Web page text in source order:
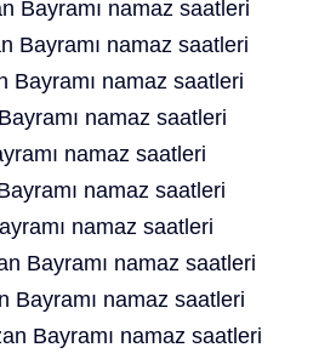
Bayramı namaz saatleri
Bayramı namaz saatleri
Bayramı namaz saatleri
namaz saatleri
namaz saatleri
namaz saatleri
namaz saatleri
Bayramı namaz saatleri
Bayramı namaz saatleri
Bayramı namaz saatleri